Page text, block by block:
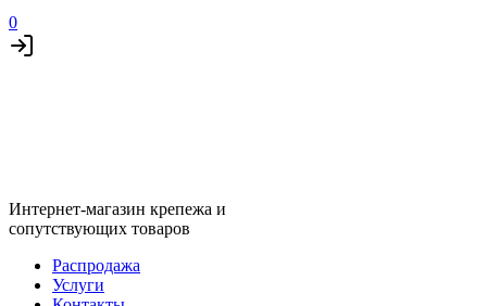
0
Интернет-магазин крепежа и
сопутствующих товаров
Распродажа
Услуги